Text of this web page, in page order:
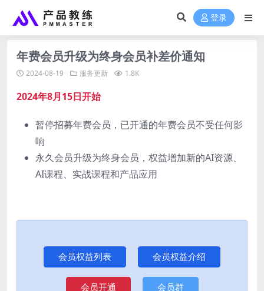
登录
年费会员升级为终身会员补差价通知
2024-08-19 服务更新 1.8K
2024年8月15日开始
暂停招募年费会员，已开通的年费会员不受任何影
响
永久会员升级为终身会员，权益增加新的AI资源、
AI课程、实战课程和产品应用
会员权益列表 会员权益介绍
会员开通 会员群